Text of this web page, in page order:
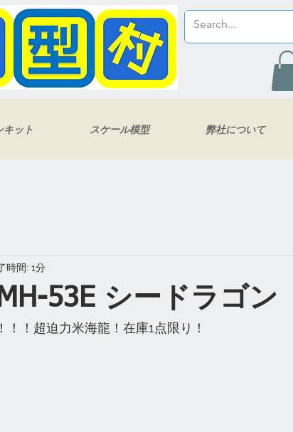
キット スケール模型 弊社について
53E シードラゴン
時間: 1分
！超迫力米海龍！在庫1点限り！